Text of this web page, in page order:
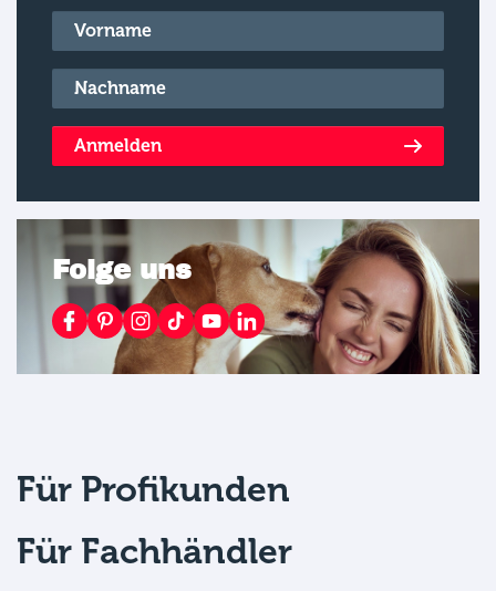
Vorname*
Nachname*
Anmelden
Folge uns
Für Profikunden
Für Fachhändler